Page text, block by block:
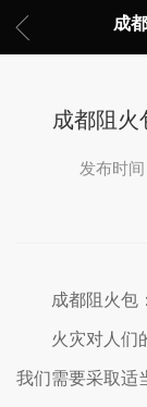
成
成都阻
发布时
成都阻火包
火灾对人们
我们需要采取适